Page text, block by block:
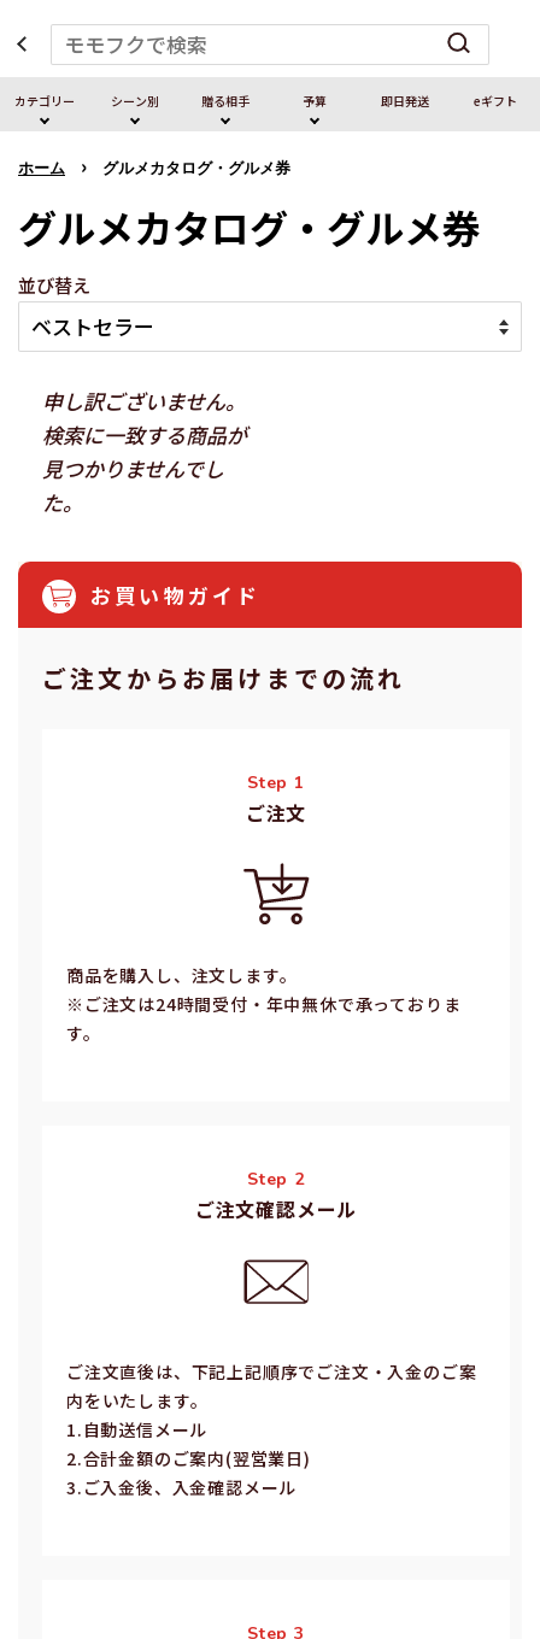
カテゴリー シーン別 贈る相⼿ 予算 即⽇発送 eギフト
ホーム › グルメカタログ・グルメ券
グルメカタログ・グルメ券
並び替え
申し訳ございません。
検索に一致する商品が
見つかりませんでし
た。
お買い物ガイド
ご注⽂からお届けまでの流れ
Step 1
ご注⽂
商品を購入し、注文します。
※ご注⽂は24時間受付・年中無休で承っておりま
す。
Step 2
ご注文確認メール
ご注⽂直後は、下記上記順序でご注⽂・⼊⾦のご案
内をいたします。
1.⾃動送信メール
2.合計⾦額のご案内(翌営業⽇)
3.ご⼊⾦後、⼊⾦確認メール
Step 3